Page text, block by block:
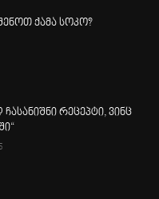
ქამა სოკო?
რეცეპტი, ვინც